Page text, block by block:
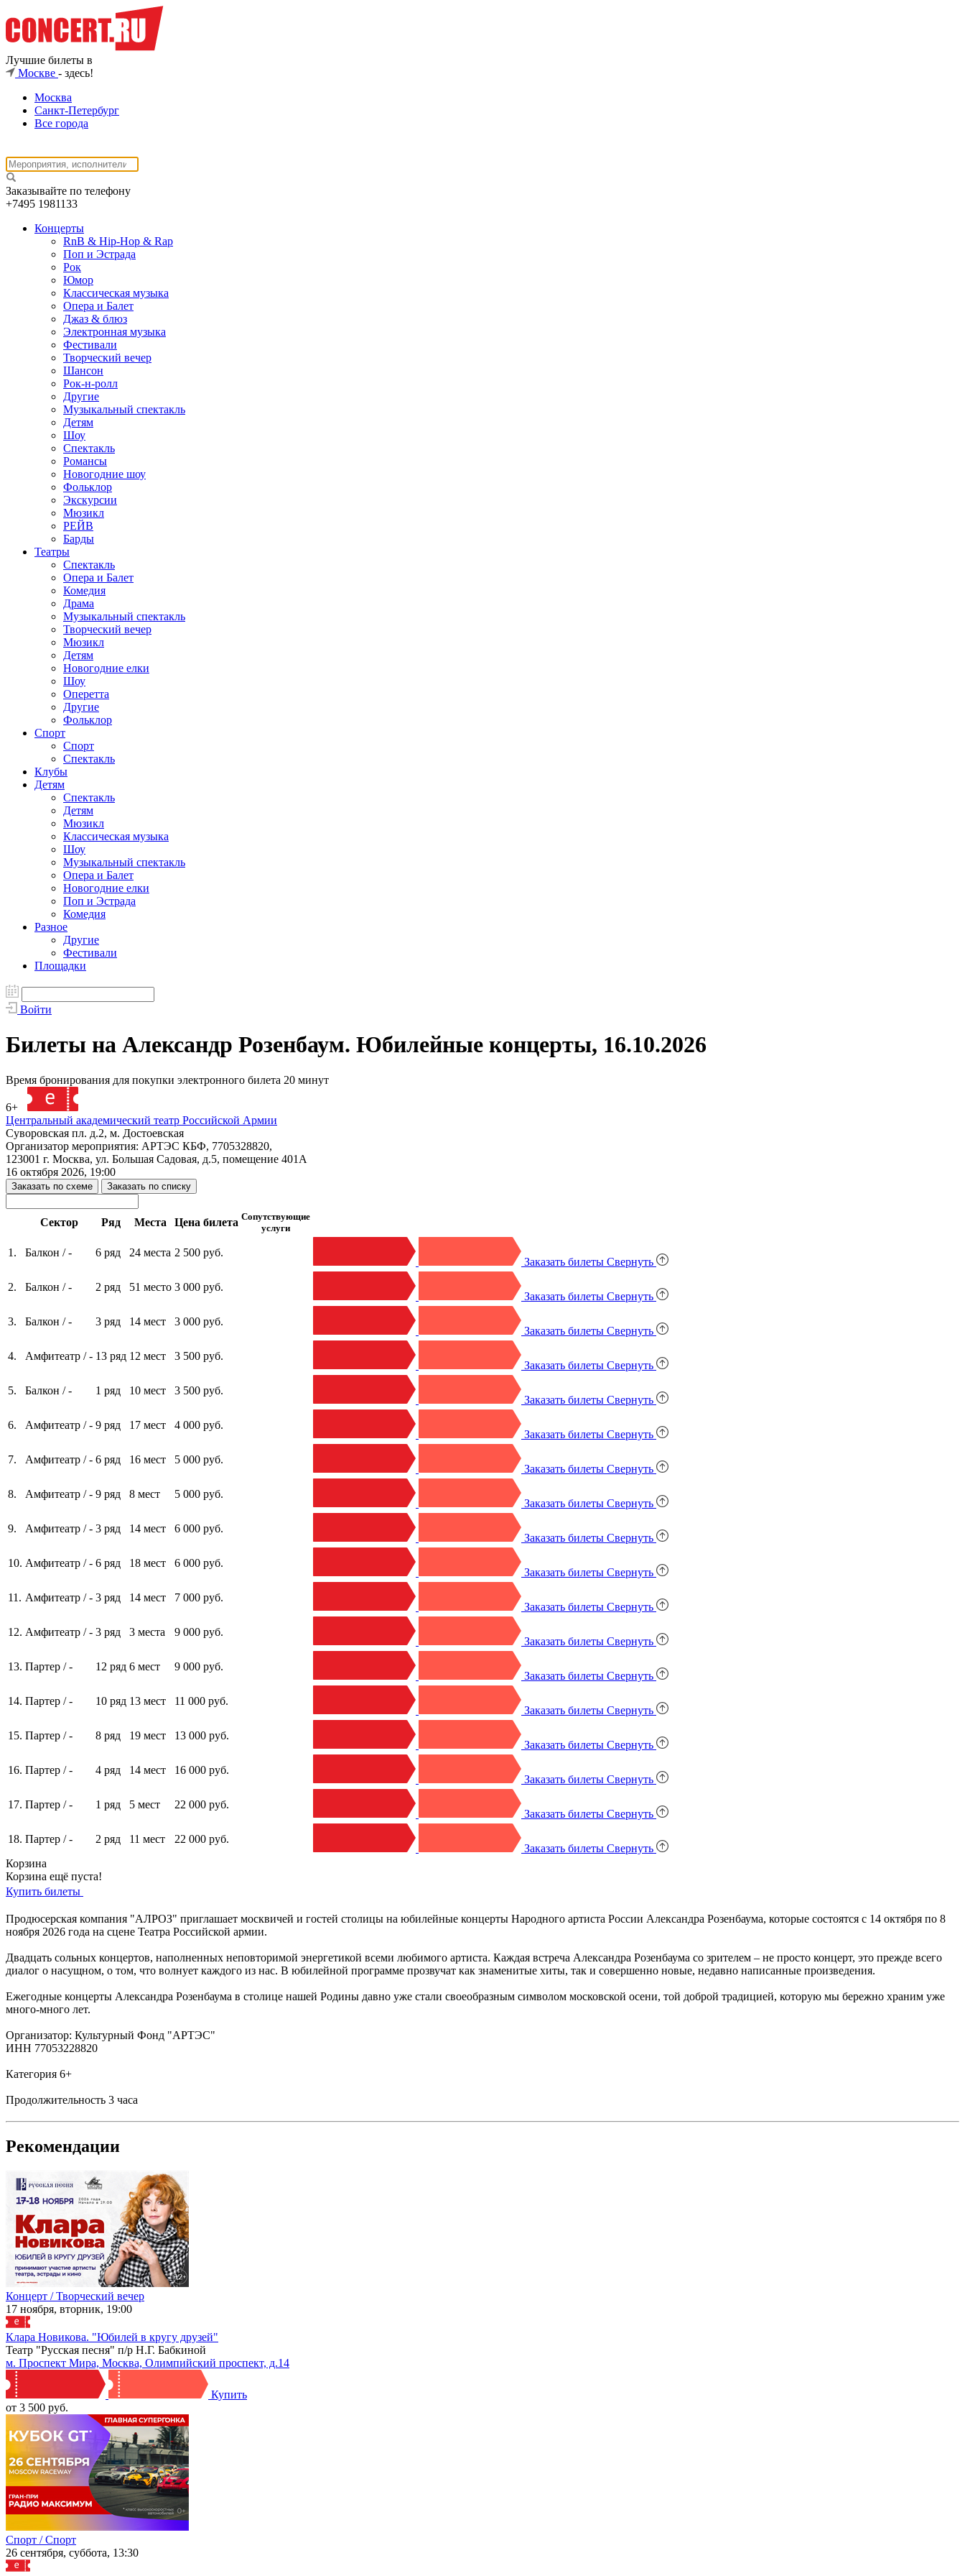
Лучшие билеты в
Москве - здесь!
Москва
Санкт-Петербург
Все города
Заказывайте по телефону
+7495 1981133
Концерты
RnB & Hip-Hop & Rap
Поп и Эстрада
Рок
Юмор
Классическая музыка
Опера и Балет
Джаз & блюз
Электронная музыка
Фестивали
Творческий вечер
Шансон
Рок-н-ролл
Другие
Музыкальный спектакль
Детям
Шоу
Спектакль
Романсы
Новогодние шоу
Фольклор
Экскурсии
Мюзикл
РЕЙВ
Барды
Театры
Спектакль
Опера и Балет
Комедия
Драма
Музыкальный спектакль
Творческий вечер
Мюзикл
Детям
Новогодние елки
Шоу
Оперетта
Другие
Фольклор
Спорт
Спорт
Спектакль
Клубы
Детям
Спектакль
Детям
Мюзикл
Классическая музыка
Шоу
Музыкальный спектакль
Опера и Балет
Новогодние елки
Поп и Эстрада
Комедия
Разное
Другие
Фестивали
Площадки
Войти
Билеты на Александр Розенбаум. Юбилейные концерты, 16.10.2026
Время бронирования для покупки электронного билета 20 минут
6+
Центральный академический театр Российской Армии
Суворовская пл. д.2, м. Достоевская
Организатор мероприятия: АРТЭС КБФ, 7705328820,
123001 г. Москва, ул. Большая Садовая, д.5, помещение 401А
16 октября 2026, 19:00
Заказать по схеме Заказать по списку
Сектор Ряд Места Цена билета Сопутствующие
услуги
1. Балкон / - 6 ряд 24 места 2 500 руб.
Заказать билеты Свернуть
2. Балкон / - 2 ряд 51 место 3 000 руб.
Заказать билеты Свернуть
3. Балкон / - 3 ряд 14 мест 3 000 руб.
Заказать билеты Свернуть
4. Амфитеатр / - 13 ряд 12 мест 3 500 руб.
Заказать билеты Свернуть
5. Балкон / - 1 ряд 10 мест 3 500 руб.
Заказать билеты Свернуть
6. Амфитеатр / - 9 ряд 17 мест 4 000 руб.
Заказать билеты Свернуть
7. Амфитеатр / - 6 ряд 16 мест 5 000 руб.
Заказать билеты Свернуть
8. Амфитеатр / - 9 ряд 8 мест 5 000 руб.
Заказать билеты Свернуть
9. Амфитеатр / - 3 ряд 14 мест 6 000 руб.
Заказать билеты Свернуть
10. Амфитеатр / - 6 ряд 18 мест 6 000 руб.
Заказать билеты Свернуть
11. Амфитеатр / - 3 ряд 14 мест 7 000 руб.
Заказать билеты Свернуть
12. Амфитеатр / - 3 ряд 3 места 9 000 руб.
Заказать билеты Свернуть
13. Партер / - 12 ряд 6 мест 9 000 руб.
Заказать билеты Свернуть
14. Партер / - 10 ряд 13 мест 11 000 руб.
Заказать билеты Свернуть
15. Партер / - 8 ряд 19 мест 13 000 руб.
Заказать билеты Свернуть
16. Партер / - 4 ряд 14 мест 16 000 руб.
Заказать билеты Свернуть
17. Партер / - 1 ряд 5 мест 22 000 руб.
Заказать билеты Свернуть
18. Партер / - 2 ряд 11 мест 22 000 руб.
Заказать билеты Свернуть
Корзина
Корзина ещё пуста!
Купить билеты
Продюсерская компания "АЛРОЗ" приглашает москвичей и гостей столицы на юбилейные концерты Народного артиста России Александра Розенбаума, которые состоятся с 14 октября по 8
ноября 2026 года на сцене Театра Российской армии.
Двадцать сольных концертов, наполненных неповторимой энергетикой всеми любимого артиста. Каждая встреча Александра Розенбаума со зрителем – не просто концерт, это прежде всего
диалог о насущном, о том, что волнует каждого из нас. В юбилейной программе прозвучат как знаменитые хиты, так и совершенно новые, недавно написанные произведения.
Ежегодные концерты Александра Розенбаума в столице нашей Родины давно уже стали своеобразным символом московской осени, той доброй традицией, которую мы бережно храним уже
много-много лет.
Организатор: Культурный Фонд "АРТЭС"
ИНН 77053228820
Категория 6+
Продолжительность 3 часа
Рекомендации
Концерт / Творческий вечер
17 ноября, вторник, 19:00
Клара Новикова. "Юбилей в кругу друзей"
Театр "Русская песня" п/р Н.Г. Бабкиной
м. Проспект Мира, Москва, Олимпийский проспект, д.14
Купить
от 3 500 руб.
Спорт / Спорт
26 сентября, суббота, 13:30